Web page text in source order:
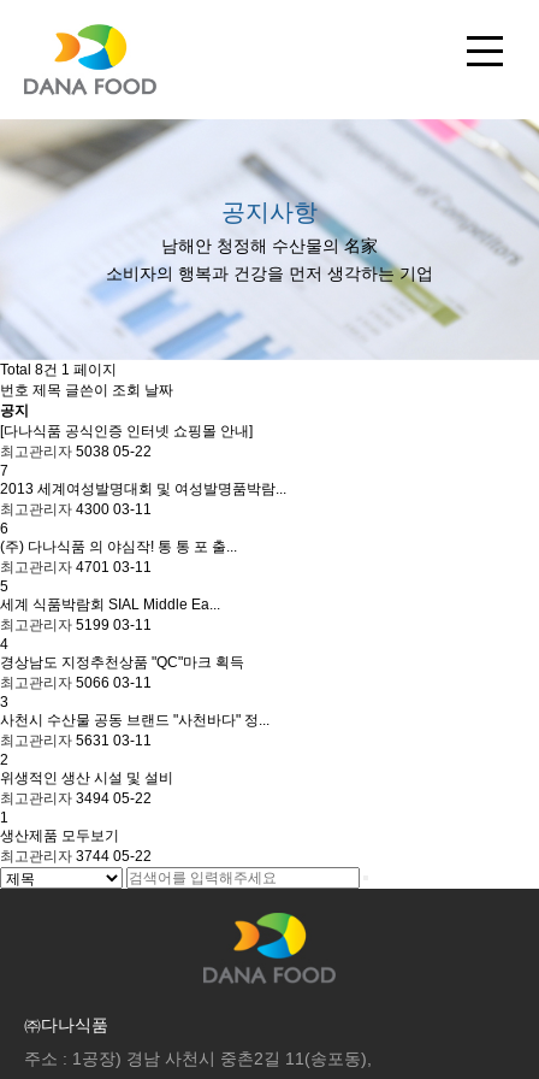
공지사항
남해안 청정해 수산물의 名家
소비자의 행복과 건강을 먼저 생각하는 기업
Total 8건 1 페이지
번호 제목 글쓴이 조회 날짜
공지
[다나식품 공식인증 인터넷 쇼핑몰 안내]
최고관리자 5038 05-22
7
2013 세계여성발명대회 및 여성발명품박람...
최고관리자 4300 03-11
6
(주) 다나식품 의 야심작! 통 통 포 출...
최고관리자 4701 03-11
5
세계 식품박람회 SIAL Middle Ea...
최고관리자 5199 03-11
4
경상남도 지정추천상품 "QC"마크 획득
최고관리자 5066 03-11
3
사천시 수산물 공동 브랜드 "사천바다" 정...
최고관리자 5631 03-11
2
위생적인 생산 시설 및 설비
최고관리자 3494 05-22
1
생산제품 모두보기
최고관리자 3744 05-22
㈜다나식품
주소 : 1공장) 경남 사천시 중촌2길 11(송포동),